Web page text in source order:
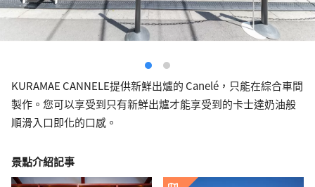
KURAMAE CANNELE提供新鮮出爐的 Canelé，只能在綜合車間
製作。您可以享受到只有新鮮出爐才能享受到的卡士達奶油般
順滑入口即化的口感。
景點介紹記事